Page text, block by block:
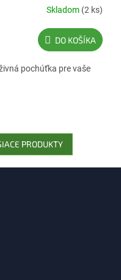
Skladom (2 ks)
DO KOŠÍKA
pochúťka pre vaše
PRODUKTY